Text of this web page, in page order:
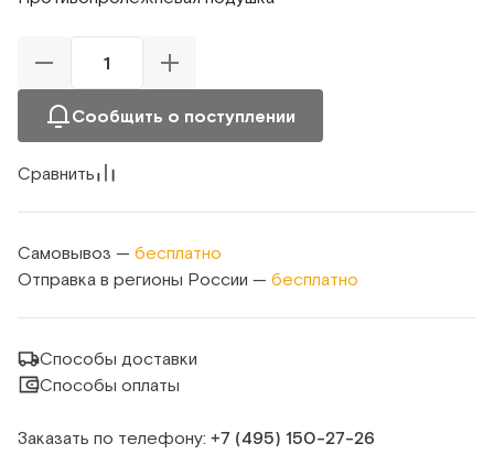
Сообщить о поступлении
Сравнить
Самовывоз — бесплатно
Отправка в регионы России — бесплатно
Способы доставки
Способы оплаты
Заказать по телефону: +7 (495) 150‑27‑26